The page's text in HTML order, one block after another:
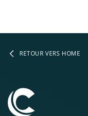
RETOUR VERS HOME